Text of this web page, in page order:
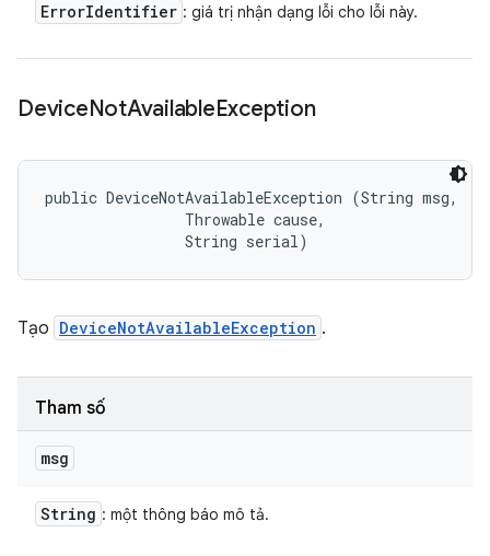
ErrorIdentifier : giá trị nhận dạng lỗi cho lỗi này.
DeviceNotAvailableException
public DeviceNotAvailableException (String msg,
                Throwable cause,
                String serial)
Tạo DeviceNotAvailableException .
Tham số
msg
String : một thông báo mô tả.